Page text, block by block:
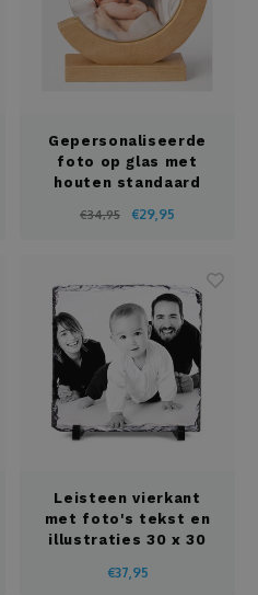
Gepersonaliseerde
foto op glas met
houten standaard
€34,95 €29,95
Leisteen vierkant
met foto's tekst en
illustraties 30 x 30
€37,95